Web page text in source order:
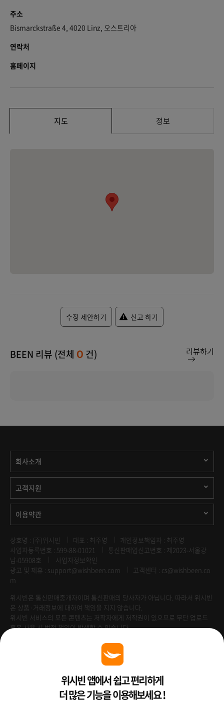
주소
Bismarckstraße 4, 4020 Linz, 오스트리아
연락처
홈페이지
지도 정보
수정 제안하기 신고 하기
BEEN 리뷰 (전체 0 건) 리뷰하기
회사소개
고객지원
이용약관
상호명 : (주)위시빈 대표 : 최주영
개인정보책임자 : 최주영
사업자등록번호 : 599-88-01021
통신판매업신고번호 : 제2023-서울강
남-05908호
사업자정보확인
광고 및 제휴 : support@wishbeen.com
고객센터 : cs@wishbeen.co
m
위시빈은 통신판매중개자이며 통신판매의 당사자가 아닙니다. 따라서 위시빈
은 상품·거래정보에 대하여 책임을 지지 않습니다.
위시빈 서비스의 모든 콘텐츠는 저작자에게 저작권이 있으므로 무단 업로드
혹은 사용 시 법적 책임이 발생할 수 있습니다.
Venture Enterprise위시빈 앱에서 쉽고 편리하게
더 많은 기능을 이용해보세요 !